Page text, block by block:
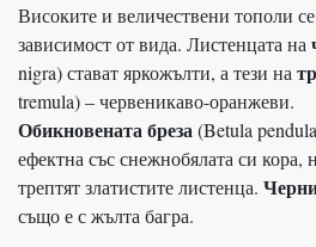
Високите и величествени тополи
зависимост от вида. Листенцата на
nigra) стават яркожълти, а тези на
tremula) – червеникаво-оранжеви.
Обикновената бреза(Betula
ефектна със снежнобялата си
трептят златистите листенца.
също е с жълта багра.